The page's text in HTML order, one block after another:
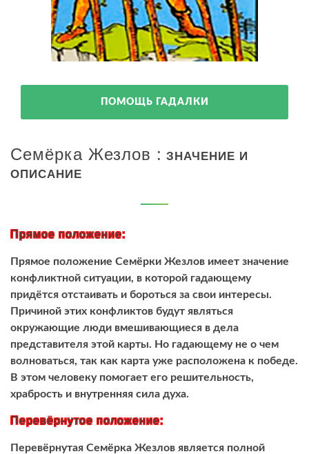
ПОМОЩЬ ГАДАЛКИ
Семёрка Жезлов : ЗНАЧЕНИЕ И
ОПИСАНИЕ
Прямое положение:
Прямое положение Семёрки Жезлов имеет значение
конфликтной ситуации, в которой гадающему
придётся отстаивать и бороться за свои интересы.
Причиной этих конфликтов будут являться
окружающие люди вмешивающиеся в дела
представителя этой карты. Но гадающему не о чем
волноваться, так как карта уже расположена к победе.
В этом человеку помогает его решительность,
храбрость и внутренняя сила духа.
Перевёрнутое положение:
Перевёрнутая Семёрка Жезлов является полной